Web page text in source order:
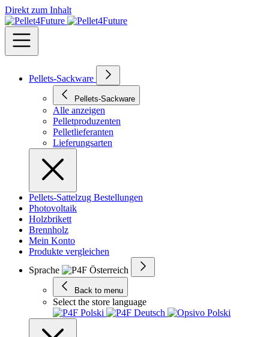
Direkt zum Inhalt
Pellets-Sackware
Pellets-Sackware
Alle anzeigen
Pelletproduzenten
Pelletlieferanten
Lieferungsarten
Pellets-Sattelzug Bestellungen
Photovoltaik
Holzbrikett
Brennholz
Mein Konto
Produkte vergleichen
Sprache
Back to menu
Select the store language